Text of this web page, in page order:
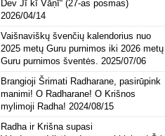
Dev Jī kī Vāṇī“ (27-as posmas)
2026/04/14
Vaišnaviškų švenčių kalendorius nuo
2025 metų Guru purnimos iki 2026 metų
Guru purnimos šventės.
2025/07/06
Brangioji Šrimati Radharane, pasirūpink
manimi! O Radharane! O Krišnos
mylimoji Radha! 2024/08/15
Radha ir Krišna supasi